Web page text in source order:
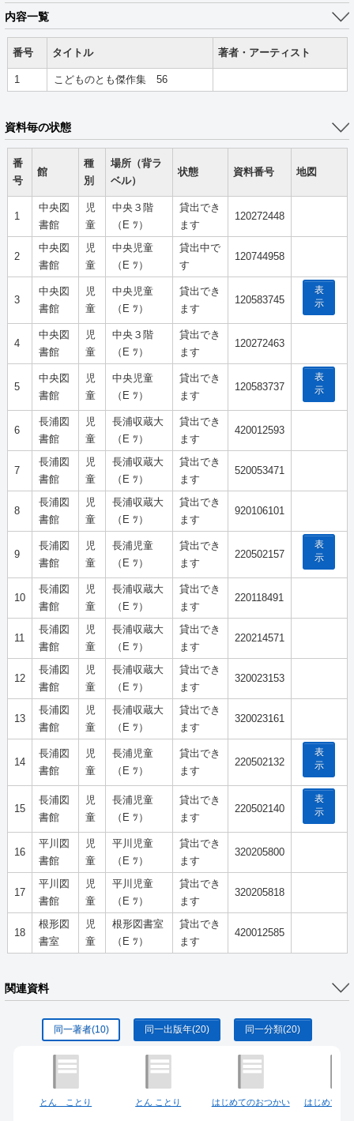
内容一覧
番号 タイトル 著者・アーティスト
1 こどものとも傑作集 56
資料毎の状態
番
号
館
種
別
場所（背ラ
ベル）
状態 資料番号 地図
1
中央図
書館
児
童
中央３階
（E ﾂ）
貸出でき
ます
120272448
2
中央図
書館
児
童
中央児童
（E ﾂ）
貸出中で
す
120744958
3
中央図
書館
児
童
中央児童
（E ﾂ）
貸出でき
ます
120583745
表
示
4
中央図
書館
児
童
中央３階
（E ﾂ）
貸出でき
ます
120272463
5
中央図
書館
児
童
中央児童
（E ﾂ）
貸出でき
ます
120583737
表
示
6
長浦図
書館
児
童
長浦収蔵大
（E ﾂ）
貸出でき
ます
420012593
7
長浦図
書館
児
童
長浦収蔵大
（E ﾂ）
貸出でき
ます
520053471
8
長浦図
書館
児
童
長浦収蔵大
（E ﾂ）
貸出でき
ます
920106101
9
長浦図
書館
児
童
長浦児童
（E ﾂ）
貸出でき
ます
220502157
表
示
10
長浦図
書館
児
童
長浦収蔵大
（E ﾂ）
貸出でき
ます
220118491
11
長浦図
書館
児
童
長浦収蔵大
（E ﾂ）
貸出でき
ます
220214571
12
長浦図
書館
児
童
長浦収蔵大
（E ﾂ）
貸出でき
ます
320023153
13
長浦図
書館
児
童
長浦収蔵大
（E ﾂ）
貸出でき
ます
320023161
14
長浦図
書館
児
童
長浦児童
（E ﾂ）
貸出でき
ます
220502132
表
示
15
長浦図
書館
児
童
長浦児童
（E ﾂ）
貸出でき
ます
220502140
表
示
16
平川図
書館
児
童
平川児童
（E ﾂ）
貸出でき
ます
320205800
17
平川図
書館
児
童
平川児童
（E ﾂ）
貸出でき
ます
320205818
18
根形図
書室
児
童
根形図書室
（E ﾂ）
貸出でき
ます
420012585
関連資料
同一著者(10) 同一出版年(20) 同一分類(20)
とん ことり とん ことり はじめてのおつかい はじめての